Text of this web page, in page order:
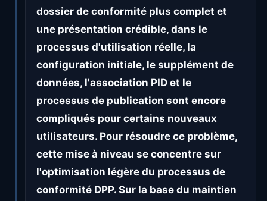
dossier de conformité plus complet et
une présentation crédible, dans le
processus d'utilisation réelle, la
configuration initiale, le supplément de
données, l'association PID et le
processus de publication sont encore
compliqués pour certains nouveaux
utilisateurs. Pour résoudre ce problème,
cette mise à niveau se concentre sur
l'optimisation légère du processus de
conformité DPP. Sur la base du maintien